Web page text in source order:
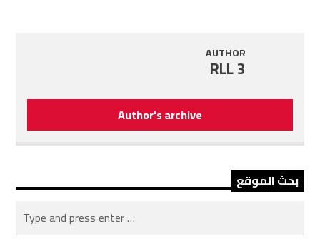
AUTHOR
RLL 3
Author's archive
بحث الموقع